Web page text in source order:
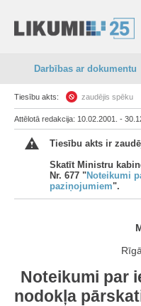
Darbības ar dokumentu
Tiesību akts: zaudējis spēku
Attēlotā redakcija: 10.02.2001. -
Tiesību akts ir
Skatīt Ministru
Nr. 677 "Noteikumi
paziņojumiem".
Noteikumi par
nodokļa